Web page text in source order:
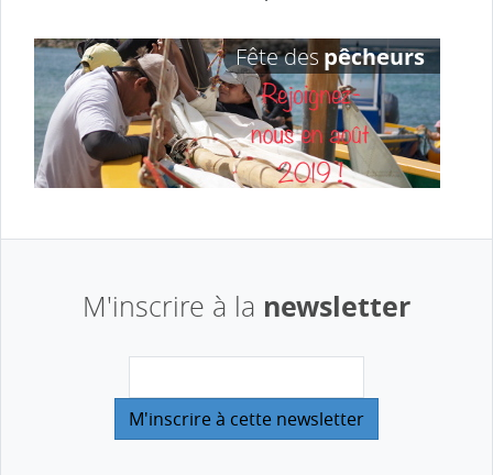
M'inscrire à la newsletter